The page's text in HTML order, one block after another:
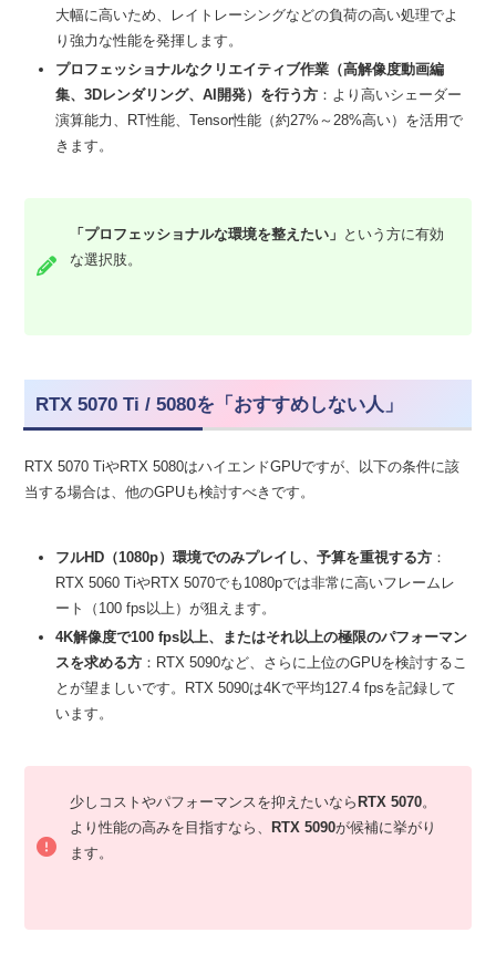
大幅に高いため、レイトレーシングなどの負荷の高い処理でよ
り強力な性能を発揮します。
プロフェッショナルなクリエイティブ作業（高解像度動画編
集、3Dレンダリング、AI開発）を行う方 ：より高いシェーダー
演算能力、RT性能、Tensor性能（約27%～28%高い）を活用で
きます。
「プロフェッショナルな環境を整えたい」 という方に有効
な選択肢。
RTX 5070 Ti / 5080を「おすすめしない人」
RTX 5070 TiやRTX 5080はハイエンドGPUですが、以下の条件に該
当する場合は、他のGPUも検討すべきです。
フルHD（1080p）環境でのみプレイし、予算を重視する方 ：
RTX 5060 TiやRTX 5070でも1080pでは非常に高いフレームレ
ート（100 fps以上）が狙えます。
4K解像度で100 fps以上、またはそれ以上の極限のパフォーマン
スを求める方 ：RTX 5090など、さらに上位のGPUを検討するこ
とが望ましいです。RTX 5090は4Kで平均127.4 fpsを記録して
います。
少しコストやパフォーマンスを抑えたいなら RTX 5070。
より性能の高みを目指すなら、
RTX 5090が候補に挙がり
ます。